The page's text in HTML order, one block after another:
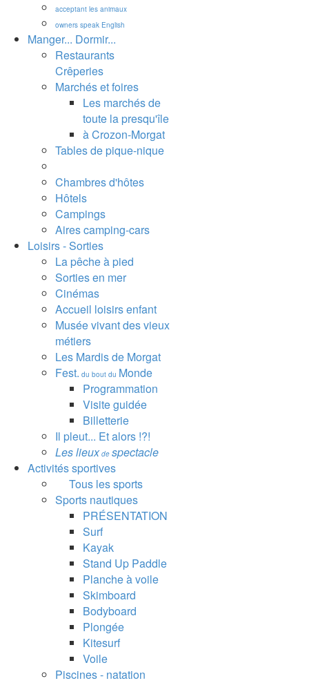
acceptant les animaux
owners speak English
Manger... Dormir...
Restaurants
Crêperies
Marchés et foires
Les marchés de
toute la presqu'île
à Crozon-Morgat
Tables de pique-nique
Chambres d'hôtes
Hôtels
Campings
Aires camping-cars
Loisirs - Sorties
La pêche à pied
Sorties en mer
Cinémas
Accueil loisirs enfant
Musée vivant des vieux
métiers
Les Mardis de Morgat
Fest. du bout du Monde
Programmation
Visite guidée
Billetterie
Il pleut... Et alors !?!
Les lieuxde spectacle
Activités sportives
Tous les sports
Sports nautiques
PRÉSENTATION
Surf
Kayak
Stand Up Paddle
Planche à voile
Skimboard
Bodyboard
Plongée
Kitesurf
Voile
Piscines - natation